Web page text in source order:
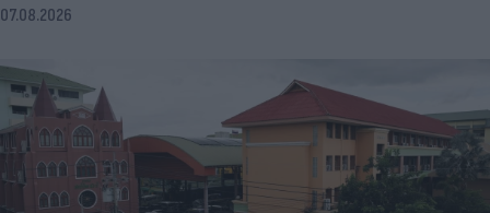
07.08.2026